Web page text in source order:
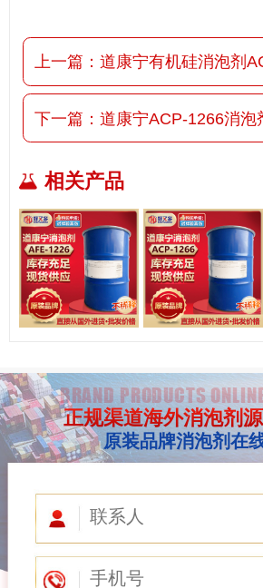
上一篇： 道康宁有机硅消泡剂
下一篇：
相关产品
BRAND PRODUCTS
正规渠道海外消泡剂
原装品牌消泡剂在